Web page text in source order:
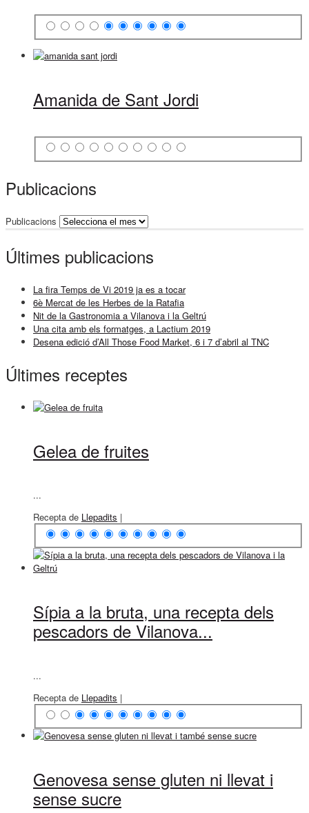
Amanida de Sant Jordi
Publicacions
Publicacions
Últimes publicacions
La fira Temps de Vi 2019 ja es a tocar
6è Mercat de les Herbes de la Ratafia
Nit de la Gastronomia a Vilanova i la Geltrú
Una cita amb els formatges, a Lactium 2019
Desena edició d’All Those Food Market, 6 i 7 d’abril al TNC
Últimes receptes
Gelea de fruites
...
Recepta de Llepadits |
Sípia a la bruta, una recepta dels
pescadors de Vilanova...
...
Recepta de Llepadits |
Genovesa sense gluten ni llevat i
sense sucre